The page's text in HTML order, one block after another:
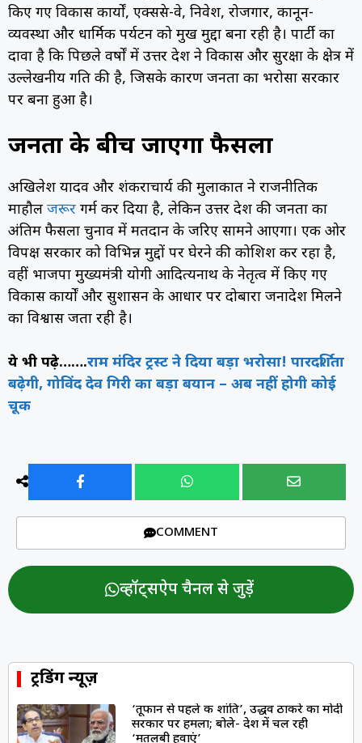
किए गए विकास कार्यों, एक्सप्रेस-वे, निवेश, रोजगार, कानून-
व्यवस्था और धार्मिक पर्यटन को प्रमुख मुद्दा बना रही है। पार्टी का
दावा है कि पिछले वर्षों में उत्तर प्रदेश ने विकास और सुरक्षा के क्षेत्र में
उल्लेखनीय प्रगति की है, जिसके कारण जनता का भरोसा सरकार
पर बना हुआ है।
जनता के बीच जाएगा फैसला
अखिलेश यादव और शंकराचार्य की मुलाकात ने राजनीतिक
माहौल जरूर गर्म कर दिया है, लेकिन उत्तर प्रदेश की जनता का
अंतिम फैसला चुनाव में मतदान के जरिए सामने आएगा। एक ओर
विपक्ष सरकार को विभिन्न मुद्दों पर घेरने की कोशिश कर रहा है,
वहीं भाजपा मुख्यमंत्री योगी आदित्यनाथ के नेतृत्व में किए गए
विकास कार्यों और सुशासन के आधार पर दोबारा जनादेश मिलने
का विश्वास जता रही है।
ये भी पढ़े…….राम मंदिर ट्रस्ट ने दिया बड़ा भरोसा! पारदर्शिता
बढ़ेगी, गोविंद देव गिरी का बड़ा बयान – अब नहीं होगी कोई
चूक
COMMENT
व्हॉट्सऐप चैनल से जुड़ें
ट्रेंडिंग न्यूज़
‘तूफान से पहले की शांति’, उद्धव ठाकरे का मोदी
सरकार पर हमला; बोले- देश में चल रही
‘मतलबी हवाएं’